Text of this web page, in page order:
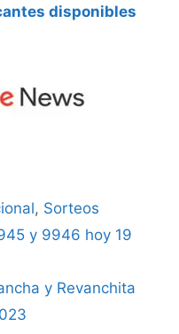
disponibles
, Sorteos
y 9946 hoy 19
y Revanchita